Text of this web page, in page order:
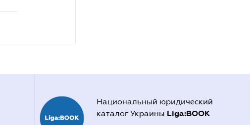
Национальный юридический
каталог Украины Liga:BOOK